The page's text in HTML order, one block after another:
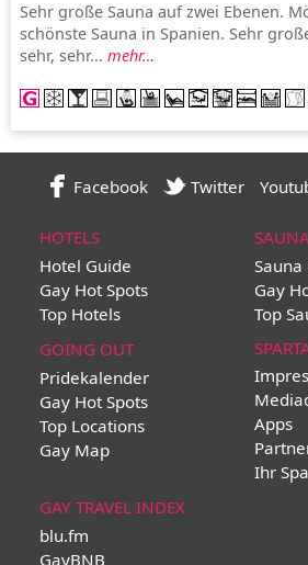
Sehr große Sauna auf zwei Ebenen.
schönste Sauna in Spanien. Sehr
sehr, sehr... mehr…
Facebook Twitter
HOTELS
Hotel Guide
Gay Hot Spots
Top Hotels
Sauna
Gay
Top
GOING OUT
Pridekalender
Gay Hot Spots
Top Locations
Gay Map
Apps
Ihr
GAY TRAVEL INDEX
blu.fm
GayBNB